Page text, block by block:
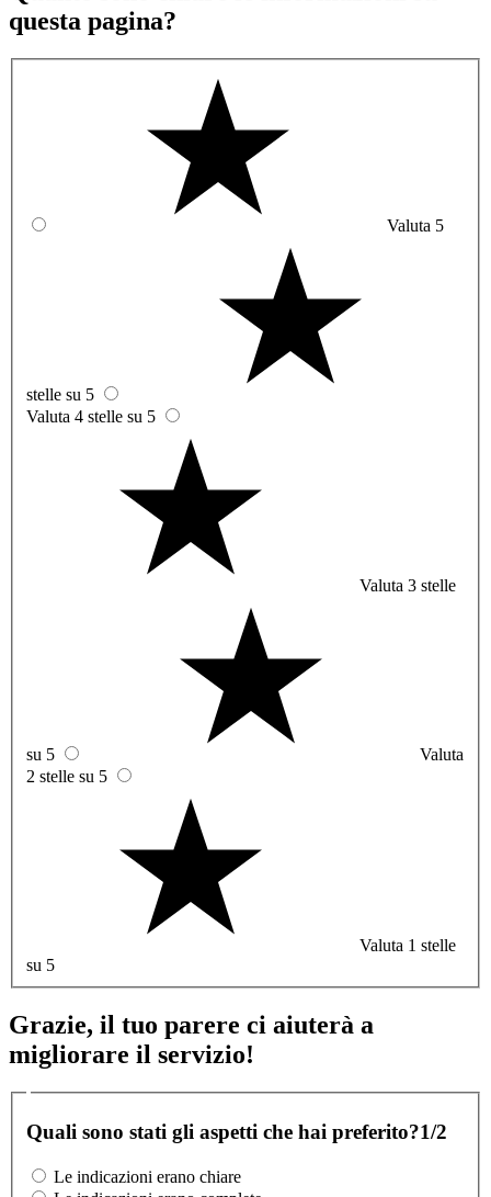
questa pagina?
Valuta 5
stelle su 5
Valuta 4 stelle su 5
Valuta 3 stelle
su 5
Valuta
2 stelle su 5
Valuta 1 stelle
su 5
Grazie, il tuo parere ci aiuterà a
migliorare il servizio!
Quali sono stati gli aspetti che hai preferito?1/2
Le indicazioni erano chiare